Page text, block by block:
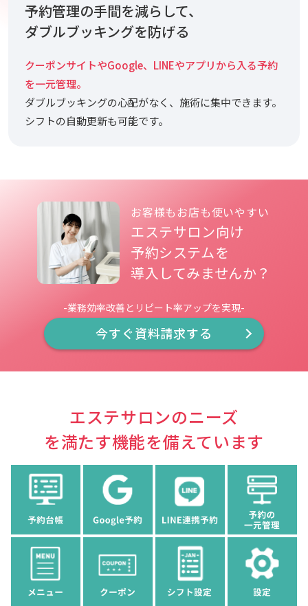
予約管理の手間を減らして、
ダブルブッキングを防げる
クーポンサイトやGoogle、LINEやアプリから入る予約
を一元管理。
ダブルブッキングの心配がなく、施術に集中できます。
シフトの自動更新も可能です。
お客様もお店も使いやすい
エステサロン向け
予約システムを
導入してみませんか？
-業務効率改善とリピート率アップを実現-
今すぐ資料請求する
エステサロンのニーズ
を満たす機能を備えています